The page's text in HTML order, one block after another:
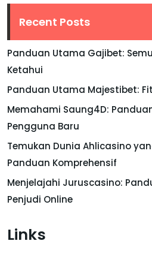
Recent Posts
Panduan Utama Gajibet:
Ketahui
Panduan Utama Majestibet:
Memahami Saung4D:
Pengguna Baru
Temukan Dunia Ahlicasino
Panduan Komprehensif
Menjelajahi Juruscasino:
Penjudi Online
Links